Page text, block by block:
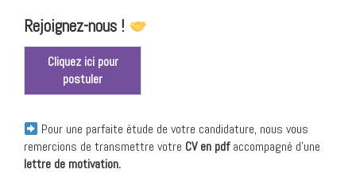
Rejoignez-nous !
Cliquez ici pour
postuler
Pour une parfaite étude de votre candidature, nous vous
remercions de transmettre votre CV en pdfaccompagné d’une
lettre de motivation.